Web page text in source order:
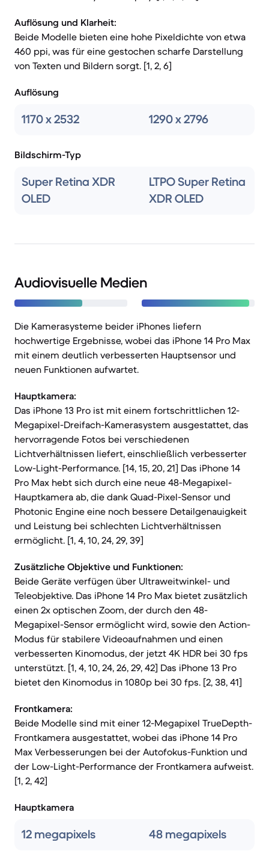
Auflösung und Klarheit:
Beide Modelle bieten eine hohe Pixeldichte von etwa
460 ppi, was für eine gestochen scharfe Darstellung
von Texten und Bildern sorgt. [1, 2, 6]
Auflösung
1170 x 2532 1290 x 2796
Bildschirm-Typ
Super Retina XDR
OLED
LTPO Super Retina
XDR OLED
Audiovisuelle Medien
Die Kamerasysteme beider iPhones liefern
hochwertige Ergebnisse, wobei das iPhone 14 Pro Max
mit einem deutlich verbesserten Hauptsensor und
neuen Funktionen aufwartet.
Hauptkamera:
Das iPhone 13 Pro ist mit einem fortschrittlichen 12-
Megapixel-Dreifach-Kamerasystem ausgestattet, das
hervorragende Fotos bei verschiedenen
Lichtverhältnissen liefert, einschließlich verbesserter
Low-Light-Performance. [14, 15, 20, 21] Das iPhone 14
Pro Max hebt sich durch eine neue 48-Megapixel-
Hauptkamera ab, die dank Quad-Pixel-Sensor und
Photonic Engine eine noch bessere Detailgenauigkeit
und Leistung bei schlechten Lichtverhältnissen
ermöglicht. [1, 4, 10, 24, 29, 39]
Zusätzliche Objektive und Funktionen:
Beide Geräte verfügen über Ultraweitwinkel- und
Teleobjektive. Das iPhone 14 Pro Max bietet zusätzlich
einen 2x optischen Zoom, der durch den 48-
Megapixel-Sensor ermöglicht wird, sowie den Action-
Modus für stabilere Videoaufnahmen und einen
verbesserten Kinomodus, der jetzt 4K HDR bei 30 fps
unterstützt. [1, 4, 10, 24, 26, 29, 42] Das iPhone 13 Pro
bietet den Kinomodus in 1080p bei 30 fps. [2, 38, 41]
Frontkamera:
Beide Modelle sind mit einer 12-Megapixel TrueDepth-
Frontkamera ausgestattet, wobei das iPhone 14 Pro
Max Verbesserungen bei der Autofokus-Funktion und
der Low-Light-Performance der Frontkamera aufweist.
[1, 2, 42]
Hauptkamera
12 megapixels 48 megapixels